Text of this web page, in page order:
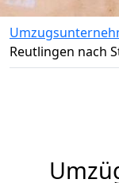
Reutlingen nach